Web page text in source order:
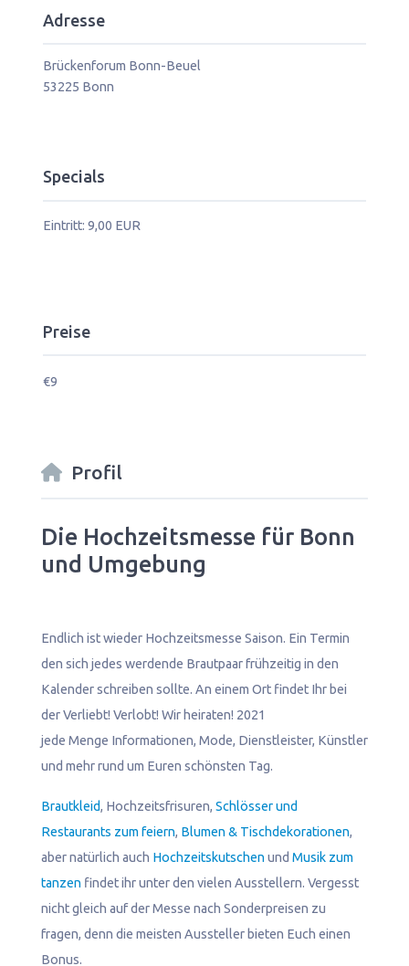
Profil
Die Hochzeitsmesse für Bonn
und Umgebung
Endlich ist wieder Hochzeitsmesse Saison. Ein Termin
den sich jedes werdende Brautpaar frühzeitig in den
Kalender schreiben sollte. An einem Ort findet Ihr bei
der Verliebt! Verlobt! Wir heiraten! 2021
jede Menge Informationen, Mode, Dienstleister, Künstler
und mehr rund um Euren schönsten Tag.
Brautkleid, Hochzeitsfrisuren,Schlösser und
Restaurants zum feiern, Blumen & Tischdekorationen,
aber natürlich auch Hochzeitskutschenund Musik zum
tanzen findet ihr unter den vielen Ausstellern. Vergesst
nicht gleich auf der Messe nach Sonderpreisen zu
fragen, denn die meisten Aussteller bieten Euch einen
Bonus.
Adresse
Brückenforum Bonn-Beuel
53225 Bonn
Specials
Eintritt: 9,00 EUR
Preise
€9